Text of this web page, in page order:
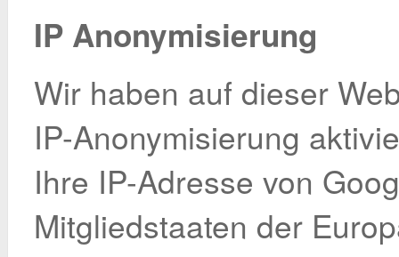
IP Anonymisierung
Wir haben auf dieser
IP-Anonymisierung
Ihre IP-Adresse von
Mitgliedstaaten der